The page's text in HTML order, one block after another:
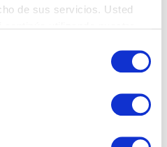
de sus servicios. Usted